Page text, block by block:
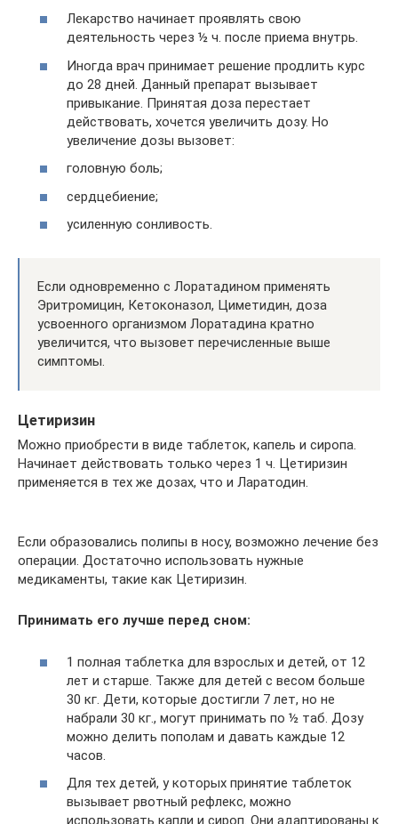
Лекарство начинает проявлять свою
деятельность через ½ ч. после приема внутрь.
Иногда врач принимает решение продлить курс
до 28 дней. Данный препарат вызывает
привыкание. Принятая доза перестает
действовать, хочется увеличить дозу. Но
увеличение дозы вызовет:
головную боль;
сердцебиение;
усиленную сонливость.
Если одновременно с Лоратадином применять
Эритромицин, Кетоконазол, Циметидин, доза
усвоенного организмом Лоратадина кратно
увеличится, что вызовет перечисленные выше
симптомы.
Цетиризин
Можно приобрести в виде таблеток, капель и сиропа.
Начинает действовать только через 1 ч. Цетиризин
применяется в тех же дозах, что и Ларатодин.
Если образовались полипы в носу, возможно лечение без
операции. Достаточно использовать нужные
медикаменты, такие как Цетиризин.
Принимать его лучше перед сном:
1 полная таблетка для взрослых и детей, от 12
лет и старше. Также для детей с весом больше
30 кг. Дети, которые достигли 7 лет, но не
набрали 30 кг., могут принимать по ½ таб. Дозу
можно делить пополам и давать каждые 12
часов.
Для тех детей, у которых принятие таблеток
вызывает рвотный рефлекс, можно
использовать капли и сироп. Они адаптированы к